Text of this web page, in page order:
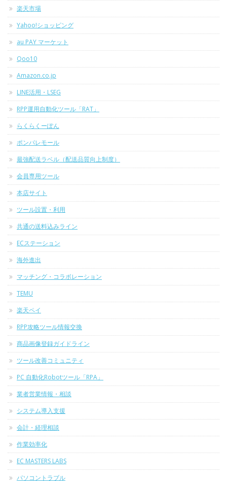
楽天市場
Yahoo!ショッピング
au PAY マーケット
Qoo10
Amazon.co.jp
LINE活用・LSEG
RPP運用自動化ツール「RAT」
らくらくーぽん
ポンパレモール
最強配送ラベル（配送品質向上制度）
会員専用ツール
本店サイト
ツール設置・利用
共通の送料込みライン
ECステーション
海外進出
マッチング・コラボレーション
TEMU
楽天ペイ
RPP攻略ツール情報交換
商品画像登録ガイドライン
ツール改善コミュニティ
PC 自動化Robotツール「RPA」
業者営業情報・相談
システム導入支援
会計・経理相談
作業効率化
EC MASTERS LABS
パソコントラブル